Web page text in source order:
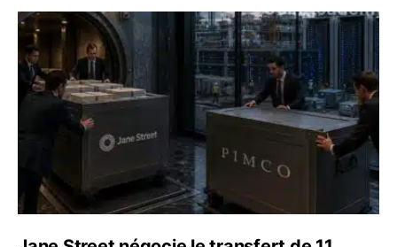
Jane Street négocie le transfert de 11 milliards de